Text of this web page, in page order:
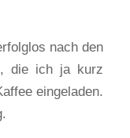
nach den
die ich ja kurz
eingeladen.